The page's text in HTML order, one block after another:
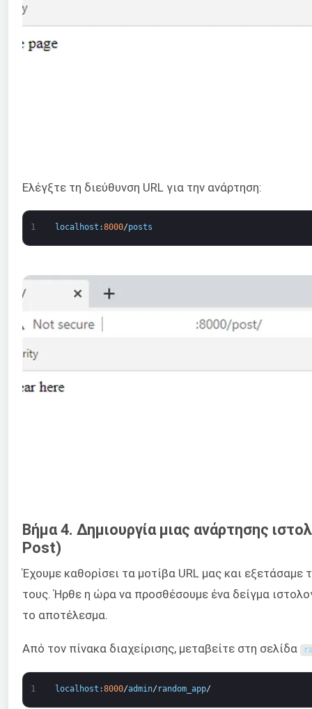
Ελέγξτε τη διεύθυνση URL για την ανάρτηση:
1 localhost :8000/posts
Βήμα 4. Δημιουργία μιας ανάρτησης
Post)
Έχουμε καθορίσει τα μοτίβα URL μας και εξετάσαμε
τους. Ήρθε η ώρα να προσθέσουμε ένα δείγμα
το αποτέλεσμα.
Από τον πίνακα διαχείρισης, μεταβείτε στη σελίδα
1 localhost :8000/admin/ random_app/